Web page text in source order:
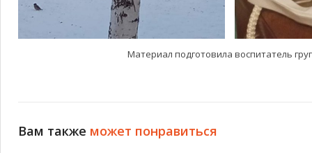
Материал подготовила воспитатель
Вам также может понравиться